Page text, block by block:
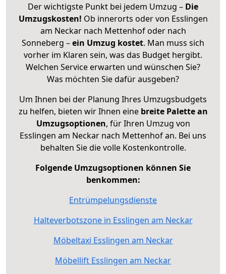
Der wichtigste Punkt bei jedem Umzug – Die
Umzugskosten! Ob innerorts oder von Esslingen
am Neckar nach Mettenhof oder nach
Sonneberg –ein Umzug kostet. Man muss sich
vorher im Klaren sein, was das Budget hergibt.
Welchen Service erwarten und wünschen Sie?
Was möchten Sie dafür ausgeben?
Um Ihnen bei der Planung Ihres Umzugsbudgets
zu helfen, bieten wir Ihnen eine breite Palette an
Umzugsoptionen, für Ihren Umzug von
Esslingen am Neckar nach Mettenhof an. Bei uns
behalten Sie die volle Kostenkontrolle.
Folgende Umzugsoptionen können Sie
benkommen:
Entrümpelungsdienste
Halteverbotszone in Esslingen am Neckar
Möbeltaxi Esslingen am Neckar
Möbellift Esslingen am Neckar